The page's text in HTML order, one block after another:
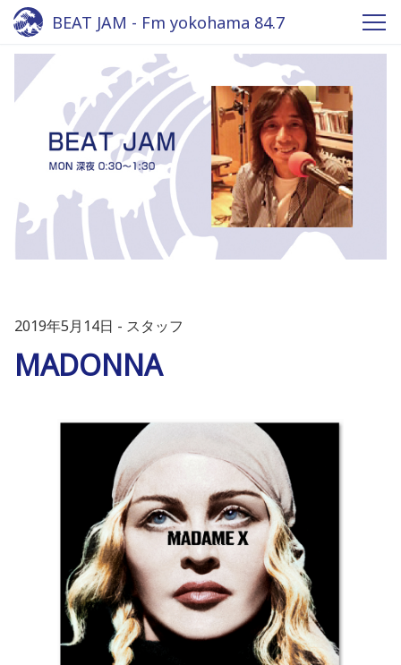
BEAT JAM - Fm yokohama 84.7
2019年5月14日 スタッフ
MADONNA